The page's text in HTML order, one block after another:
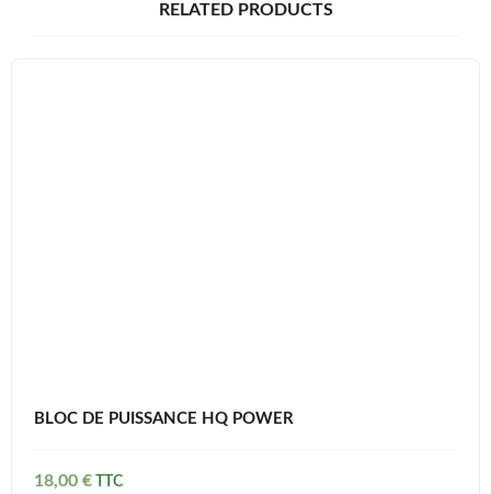
RELATED PRODUCTS
BLOC DE PUISSANCE HQ POWER
18,00 €